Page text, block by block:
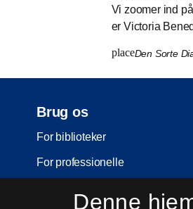
Vi zoomer ind
er Victoria
placeDen Sorte
Brug os
For biblioteker
For professionelle
Denne